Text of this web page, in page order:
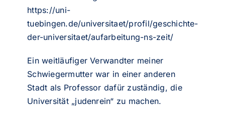
https://uni-
tuebingen.de/universitaet/profil/geschichte-
der-universitaet/aufarbeitung-ns-zeit/
Ein weitläufiger Verwandter meiner
Schwiegermutter war in einer anderen
Stadt als Professor dafür zuständig, die
Universität „judenrein“ zu machen.